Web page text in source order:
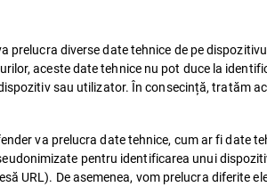
diverse date tehnice de pe
aceste date tehnice nu pot duce la
sau utilizator. În consecință, tratăm
va prelucra date tehnice, cum ar fi date
pentru identificarea unui
URL). De asemenea, vom prelucra diferite